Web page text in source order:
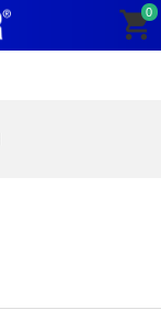
0